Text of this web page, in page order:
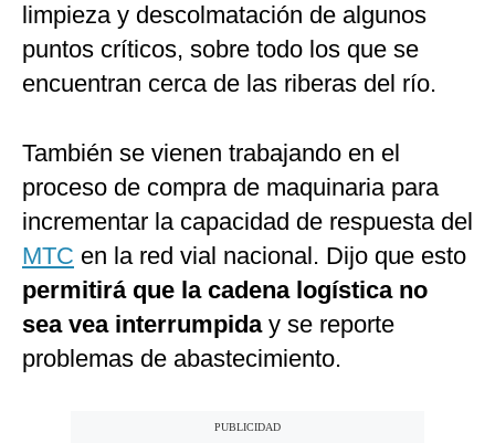
limpieza y descolmatación de algunos
puntos críticos, sobre todo los que se
encuentran cerca de las riberas del río.
También se vienen trabajando en el
proceso de compra de maquinaria para
incrementar la capacidad de respuesta del
MTC en la red vial nacional. Dijo que esto
permitirá que la cadena logística no
sea vea interrumpida y se reporte
problemas de abastecimiento.